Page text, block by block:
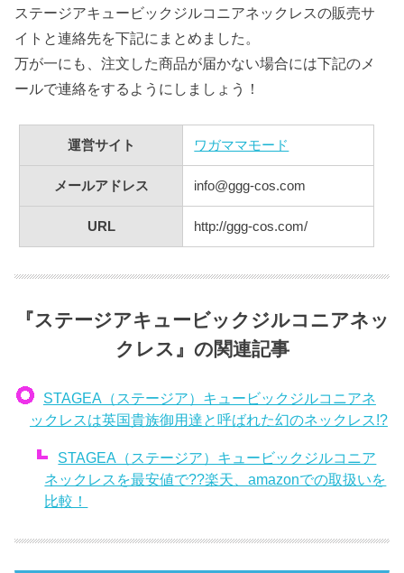
ステージアキュービックジルコニアネックレスの販売サ
イトと連絡先を下記にまとめました。
万が一にも、注文した商品が届かない場合には下記のメ
ールで連絡をするようにしましょう！
運営サイト ワガママモード
メールアドレス info@ggg-cos.com
URL http://ggg-cos.com/
『ステージアキュービックジルコニアネッ
クレス』の関連記事
STAGEA（ステージア）キュービックジルコニアネ
ックレスは英国貴族御用達と呼ばれた幻のネックレス!?
STAGEA（ステージア）キュービックジルコニア
ネックレスを最安値で??楽天、amazonでの取扱いを
比較！